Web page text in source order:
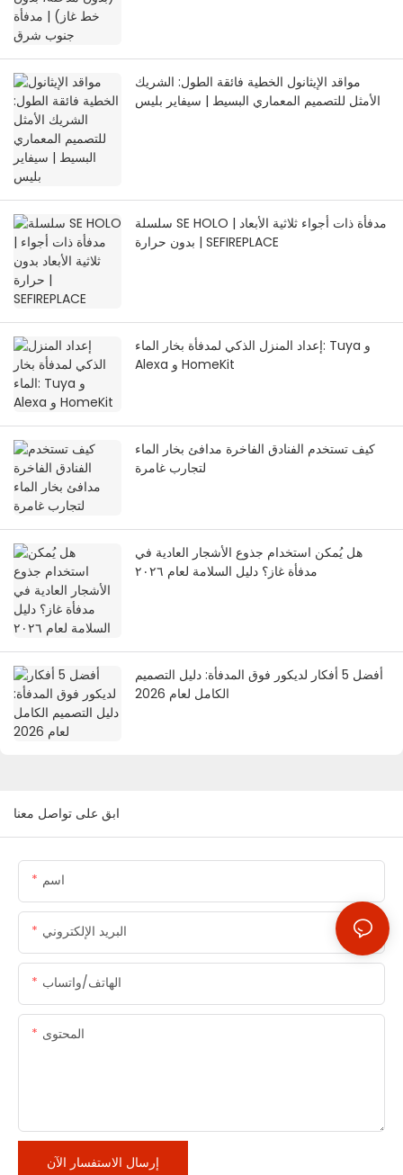
مواقد الإيثانول الخطية فائقة الطول: الشريك
الأمثل للتصميم المعماري البسيط | سيفاير بليس
سلسلة SE HOLO | مدفأة ذات أجواء ثلاثية الأبعاد
بدون حرارة | SEFIREPLACE
إعداد المنزل الذكي لمدفأة بخار الماء: Tuya و
Alexa و HomeKit
كيف تستخدم الفنادق الفاخرة مدافئ بخار الماء
لتجارب غامرة
هل يُمكن استخدام جذوع الأشجار العادية في
مدفأة غاز؟ دليل السلامة لعام ٢٠٢٦
أفضل 5 أفكار لديكور فوق المدفأة: دليل التصميم
الكامل لعام 2026
ابق على تواصل معنا
اسم
البريد الإلكتروني
الهاتف/واتساب
المحتوى
إرسال الاستفسار الآن